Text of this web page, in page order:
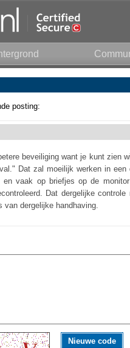
posting:
beveiliging want je kunt zien
Dat zal moeilijk werken in een
en vaak op briefjes op de
Dat dergelijke
van dergelijke handhaving.
Nieuwe code